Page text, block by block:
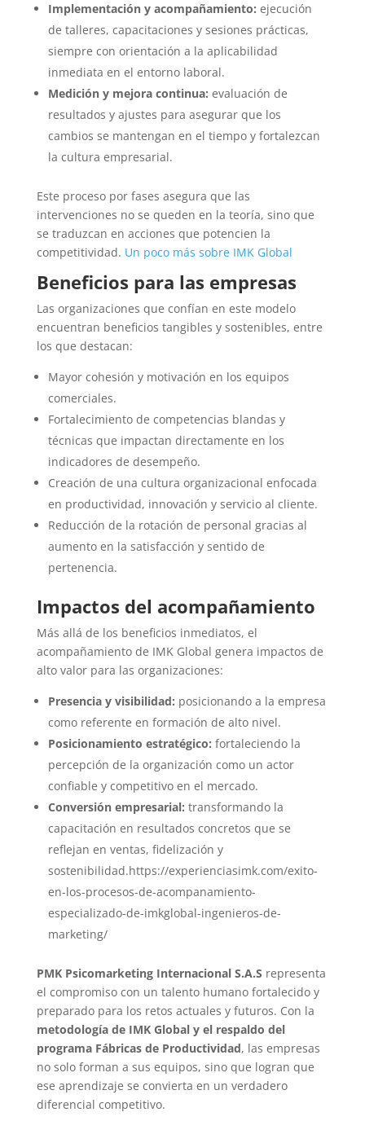
Implementación y acompañamiento: ejecución
de talleres, capacitaciones y sesiones prácticas,
siempre con orientación a la aplicabilidad
inmediata en el entorno laboral.
Medición y mejora continua: evaluación de
resultados y ajustes para asegurar que los
cambios se mantengan en el tiempo y fortalezcan
la cultura empresarial.
Este proceso por fases asegura que las
intervenciones no se queden en la teoría, sino que
se traduzcan en acciones que potencien la
competitividad. Un poco más sobre IMK Global
Beneficios para las empresas
Las organizaciones que confían en este modelo
encuentran beneficios tangibles y sostenibles, entre
los que destacan:
Mayor cohesión y motivación en los equipos
comerciales.
Fortalecimiento de competencias blandas y
técnicas que impactan directamente en los
indicadores de desempeño.
Creación de una cultura organizacional enfocada
en productividad, innovación y servicio al cliente.
Reducción de la rotación de personal gracias al
aumento en la satisfacción y sentido de
pertenencia.
Impactos del acompañamiento
Más allá de los beneficios inmediatos, el
acompañamiento de IMK Global genera impactos de
alto valor para las organizaciones:
Presencia y visibilidad: posicionando a la empresa
como referente en formación de alto nivel.
Posicionamiento estratégico: fortaleciendo la
percepción de la organización como un actor
confiable y competitivo en el mercado.
Conversión empresarial: transformando la
capacitación en resultados concretos que se
reflejan en ventas, fidelización y
sostenibilidad.https://experienciasimk.com/exito-
en-los-procesos-de-acompanamiento-
especializado-de-imkglobal-ingenieros-de-
marketing/
PMK Psicomarketing Internacional S.A.S representa
el compromiso con un talento humano fortalecido y
preparado para los retos actuales y futuros. Con la
metodología de IMK Global y el respaldo del
programa Fábricas de Productividad, las empresas
no solo forman a sus equipos, sino que logran que
ese aprendizaje se convierta en un verdadero
diferencial competitivo.